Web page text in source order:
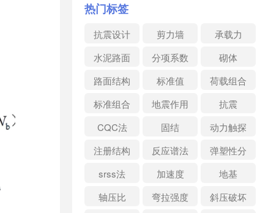
热门标签
抗震设计 剪力墙
承载力
水泥路面
分项系数
砌体
路面结构
标准值
荷载组合
标准组合
地震作用
抗震
CQC法
固结
动力触探
注册结构
反应谱法
弹塑性分
srss法 加速度
地基
轴压比
弯拉强度
斜压破坏